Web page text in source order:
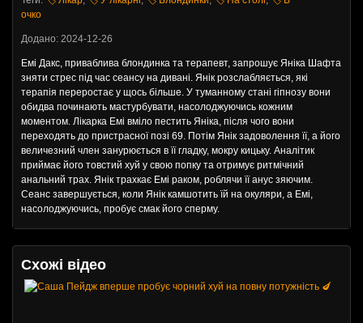
очко
Додано: 2024-12-26
Емі Дакс, приваблива блондинка та терапевт, запрошує Яніка Шафта
зняти стрес під час сеансу на дивані. Янік розслабляється, які
терапія переростає у щось більше. У туманному стані гіпнозу вони
обидва починають мастурбувати, насолоджуючись кожним
моментом. Лікарка Емі вміло пестить Яніка, після чого вони
переходять до пристрасної позі 69. Потім Янік задоволення її, а його
величезний член занурюється в її гладку, мокру кицьку. Аналітик
приймає його товстий хуй у свою попку та отримує ритмічний
анальний трах. Янік трахкає Емі раком, роблячи її анус зяючим.
Сеанс завершується, коли Янік камшотить їй на окуляри, а Емі,
насолоджуючись, пробує смак його сперму.
Схожі відео